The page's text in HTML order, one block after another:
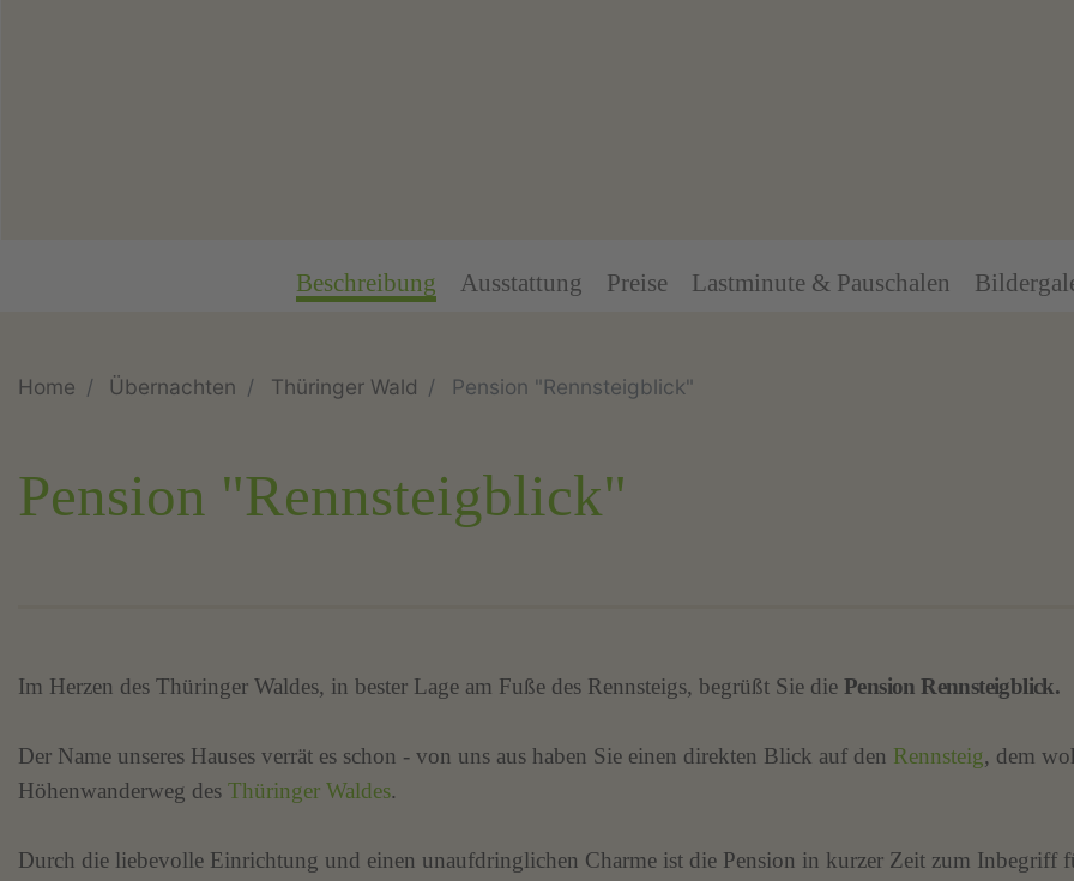
Beschreibung Ausstattung Preise Lastminute & Pauschalen
Home Übernachten Thüringer Wald Pension "Rennsteigblick"
Pension "Rennsteigblick"
Im Herzen des Thüringer Waldes, in bester Lage am Fuße des Rennsteigs, begrüßt Sie die Pension Rennsteigblick.
Der Name unseres Hauses verrät es schon - von uns aus haben Sie einen direkten Blick auf den Rennsteig, dem
Höhenwanderweg des Thüringer Waldes.
Durch die liebevolle Einrichtung und einen unaufdringlichen Charme ist die Pension in kurzer Zeit zum Inbegriff